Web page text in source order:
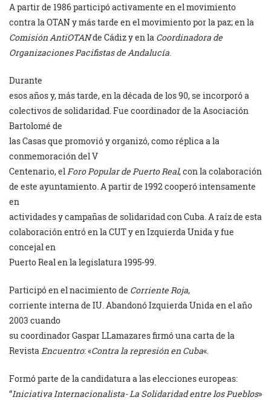
A partir de 1986 participó activamente en el movimiento
contra la OTAN y más tarde en el movimiento por la paz; en la
Comisión AntiOTANde Cádiz y en la Coordinadora de
Organizaciones Pacifistas de Andalucía.
Durante
esos años y, más tarde, en la década de los 90, se incorporó a
colectivos de solidaridad. Fue coordinador de la Asociación
Bartolomé de
las Casas que promovió y organizó, como réplica a la
conmemoración del V
Centenario, elForo Popular de Puerto Real, con la colaboración
de este ayuntamiento. A partir de 1992 cooperó intensamente
en
actividades y campañas de solidaridad con Cuba. A raíz de esta
colaboración entró en la CUT y en Izquierda Unida y fue
concejal en
Puerto Real en la legislatura 1995-99.
Participó en el nacimiento de Corriente Roja,
corriente interna de IU. Abandonó Izquierda Unida en el año
2003 cuando
su coordinador Gaspar LLamazares firmó una carta de la
RevistaEncuentro: «Contra la represión en Cuba«.
Formó parte de la candidatura a las elecciones europeas:
“Iniciativa Internacionalista- La Solidaridad entre los Pueblos»